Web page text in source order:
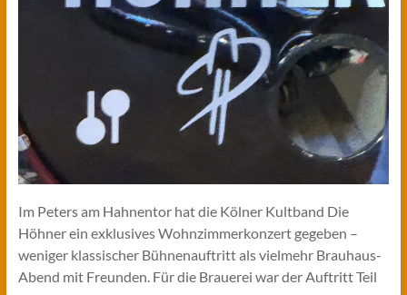
Im Peters am Hahnentor hat die Kölner Kultband Die
Höhner ein exklusives Wohnzimmerkonzert gegeben –
weniger klassischer Bühnenauftritt als vielmehr Brauhaus-
Abend mit Freunden. Für die Brauerei war der Auftritt Teil